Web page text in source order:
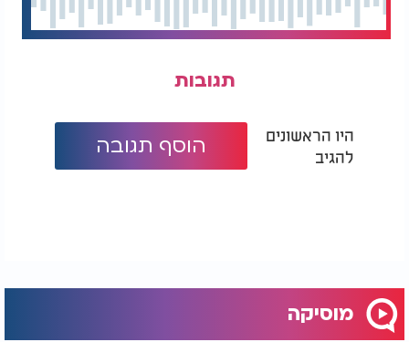
תגובות
היו הראשונים
להגיב
הוסף תגובה
מוסיקה